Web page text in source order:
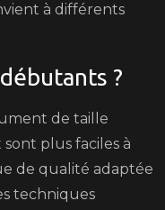
à différents
?
de taille
plus faciles à
de qualité adaptée
techniques